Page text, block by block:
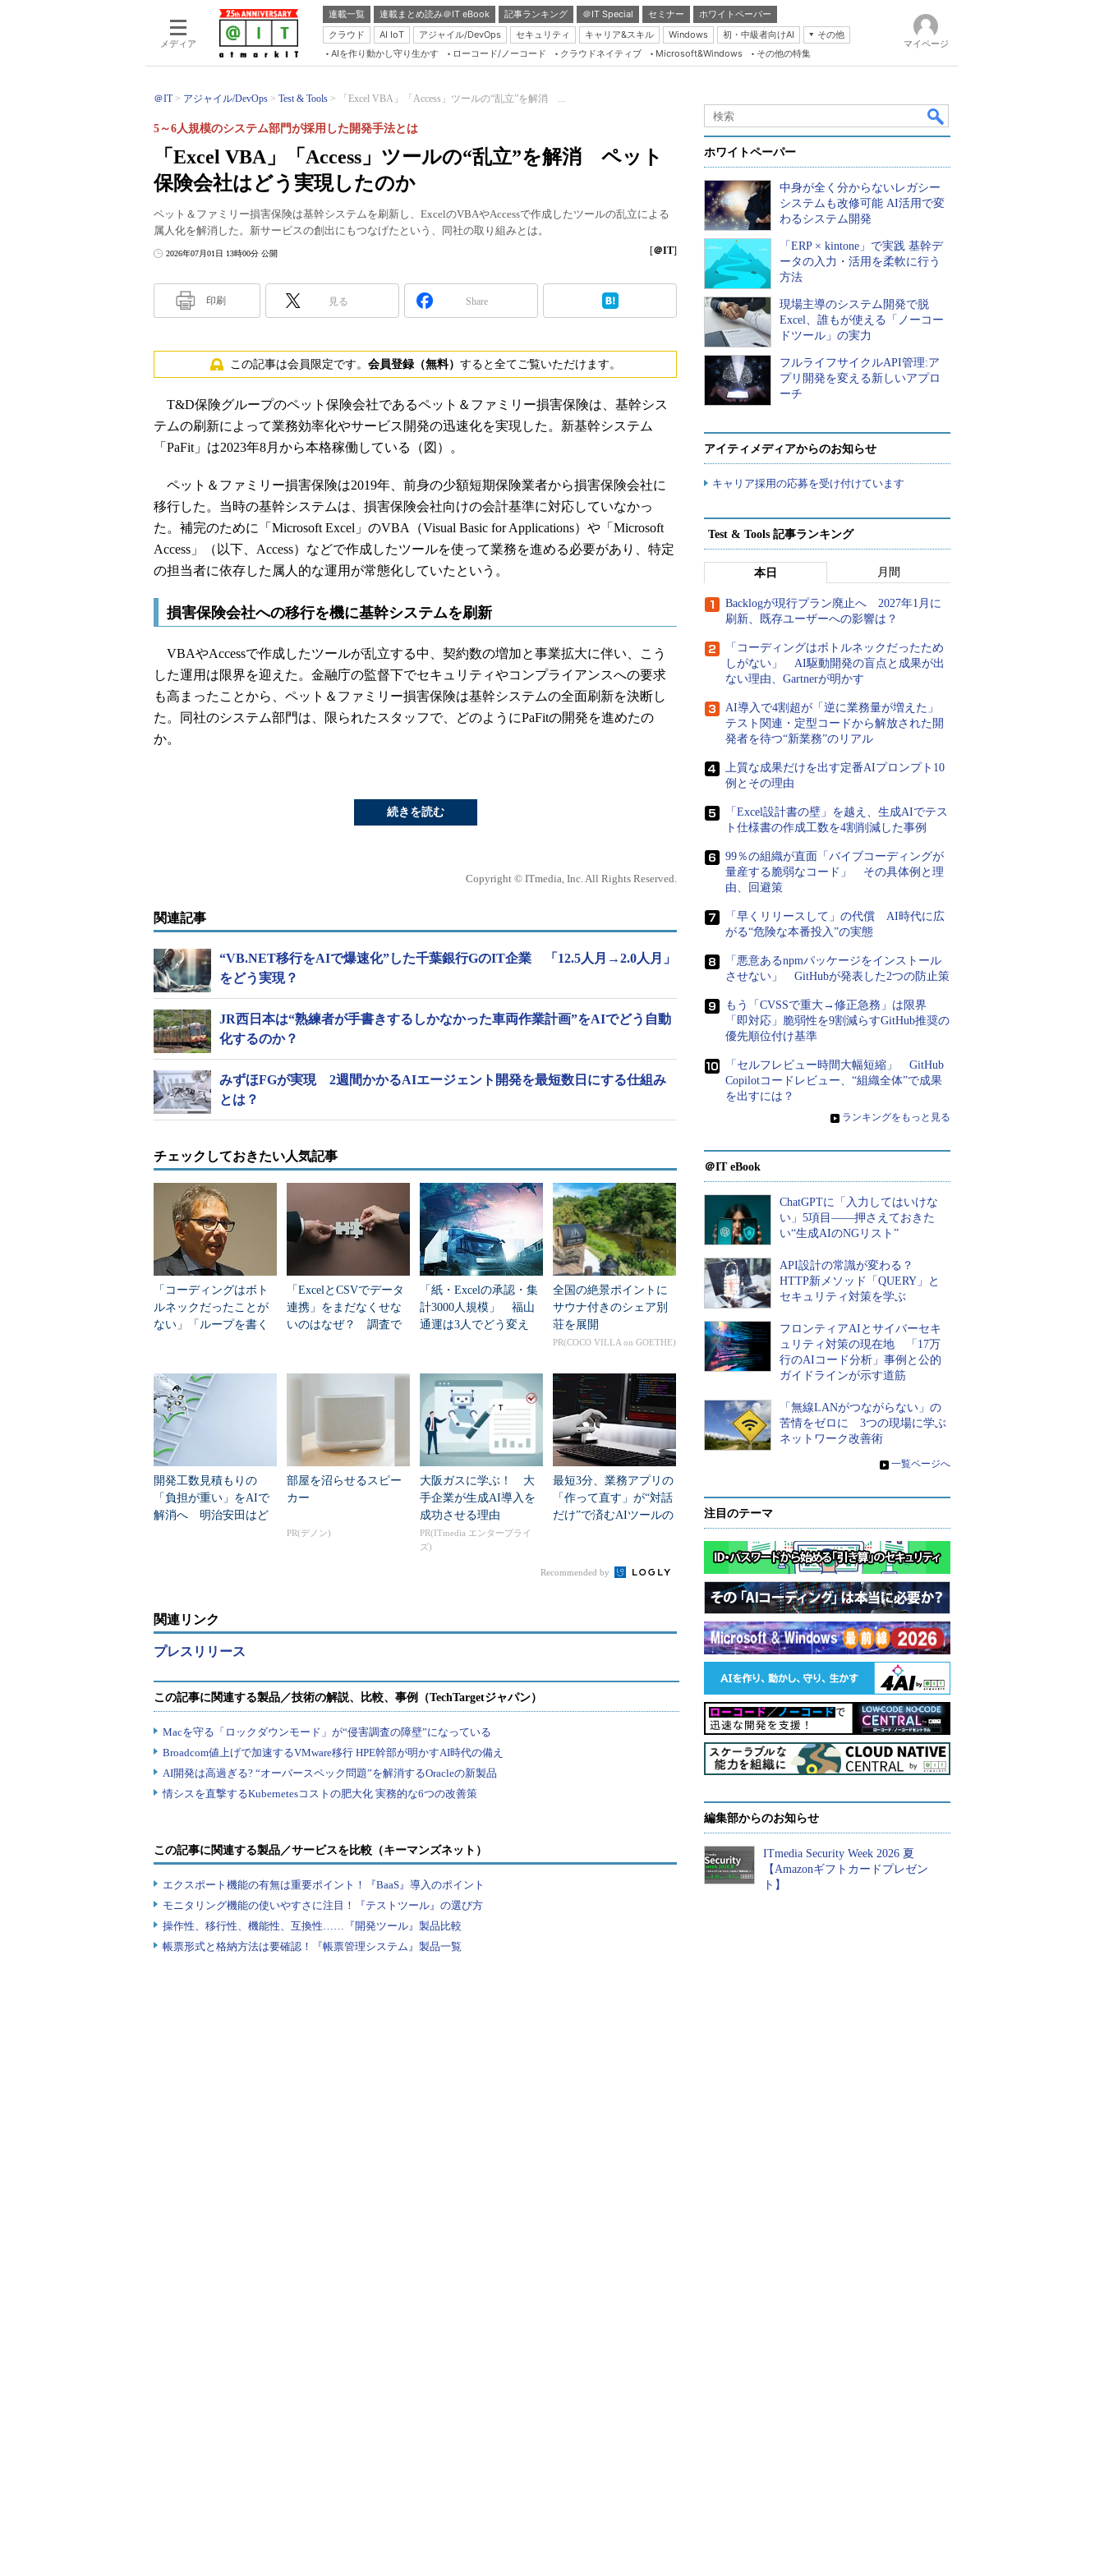
メディア
連載一覧 連載まとめ読み＠IT eBook 記事ランキング ＠IT Special セミナー
ホワイトペーパー
クラウド
AI IoT アジャイル/DevOps セキュリティ キャリア&スキル Windows 初・中級者向けAI
その他
Server & Storage
Java Agile
Database Expert
Linux ＆ OSS
Master of IP Network
Security & Trust
ブログ
AIを作り動かし守り生かす ローコード/ノーコード クラウドネイティブ Microsoft&Windows その他の特集
マイページ
＠IT アジャイル/DevOps Test & Tools 「Excel VBA」「Access」ツールの“乱立”を解消 ...
「Excel VBA」「Access」ツールの“乱立”を解消 ペット
保険会社はどう実現したのか
5～6人規模のシステム部門が採用した開発手法とは
ペット＆ファミリー損害保険は基幹システムを刷新し、ExcelのVBAやAccessで作成したツールの乱立による
属人化を解消した。新サービスの創出にもつなげたという、同社の取り組みとは。
2026年07月01日 13時00分 公開 [＠IT]
印刷 見る Share
この記事は会員限定です。 会員登録（無料） すると全てご覧いただけます。
T&D保険グループのペット保険会社であるペット＆ファミリー損害保険は、基幹シス
テムの刷新によって業務効率化やサービス開発の迅速化を実現した。新基幹システム
「PaFit」は2023年8月から本格稼働している（図）。
ペット＆ファミリー損害保険は2019年、前身の少額短期保険業者から損害保険会社に
移行した。当時の基幹システムは、損害保険会社向けの会計基準に対応していなかっ
た。補完のために「Microsoft Excel」のVBA（Visual Basic for Applications）や「Microsoft
Access」（以下、Access）などで作成したツールを使って業務を進める必要があり、特定
の担当者に依存した属人的な運用が常態化していたという。
損害保険会社への移行を機に基幹システムを刷新
VBAやAccessで作成したツールが乱立する中、契約数の増加と事業拡大に伴い、こう
した運用は限界を迎えた。金融庁の監督下でセキュリティやコンプライアンスへの要求
も高まったことから、ペット＆ファミリー損害保険は基幹システムの全面刷新を決断し
た。同社のシステム部門は、限られたスタッフで、どのようにPaFitの開発を進めたの
か。
続きを読む
Copyright © ITmedia, Inc. All Rights Reserved.
関連記事
“VB.NET移行をAIで爆速化”した千葉銀行GのIT企業 「12.5人月→2.0人月」
をどう実現？
JR西日本は“熟練者が手書きするしかなかった車両作業計画”をAIでどう自動
化するのか？
みずほFGが実現 2週間かかるAIエージェント開発を最短数日にする仕組み
とは？
チェックしておきたい人気記事
「コーディングはボト
ルネックだったことが
ない」「ループを書く
視点
「ExcelとCSVでデータ
連携」をまだなくせな
いのはなぜ？ 調査で
「紙・Excelの承認・集
計3000人規模」 福山
通運は3人でどう変え
全国の絶景ポイントに
サウナ付きのシェア別
荘を展開
PR(COCO VILLA on GOETHE)
開発工数見積もりの
「負担が重い」をAIで
解消へ 明治安田はど
部屋を沼らせるスピー
カー
PR(デノン)
大阪ガスに学ぶ！ 大
手企業が生成AI導入を
成功させる理由
PR(ITmedia エンタープライ
ズ)
最短3分、業務アプリの
「作って直す」が“対話
だけ”で済むAIツールの
Recommended by
関連リンク
プレスリリース
この記事に関連する製品／サービスを比較（キーマンズネット）
エクスポート機能の有無は重要ポイント！『BaaS』導入のポイント
モニタリング機能の使いやすさに注目！『テストツール』の選び方
操作性、移行性、機能性、互換性……『開発ツール』製品比較
帳票形式と格納方法は要確認！『帳票管理システム』製品一覧
ホワイトペーパー
中身が全く分からないレガシー
システムも改修可能 AI活用で変
わるシステム開発
「ERP × kintone」で実践 基幹デ
ータの入力・活用を柔軟に行う
方法
現場主導のシステム開発で脱
Excel、誰もが使える「ノーコー
ドツール」の実力
フルライフサイクルAPI管理:ア
プリ開発を変える新しいアプロ
ーチ
アイティメディアからのお知らせ
キャリア採用の応募を受け付けています
Test & Tools 記事ランキング
本日 月間
Backlogが現行プラン廃止へ 2027年1月に
刷新、既存ユーザーへの影響は？
「コーディングはボトルネックだったため
しがない」 AI駆動開発の盲点と成果が出
ない理由、Gartnerが明かす
AI導入で4割超が「逆に業務量が増えた」
テスト関連・定型コードから解放された開
発者を待つ“新業務”のリアル
上質な成果だけを出す定番AIプロンプト10
例とその理由
「Excel設計書の壁」を越え、生成AIでテス
ト仕様書の作成工数を4割削減した事例
99％の組織が直面「バイブコーディングが
量産する脆弱なコード」 その具体例と理
由、回避策
「早くリリースして」の代償 AI時代に広
がる“危険な本番投入”の実態
「悪意あるnpmパッケージをインストール
させない」 GitHubが発表した2つの防止策
もう「CVSSで重大→修正急務」は限界
「即対応」脆弱性を9割減らすGitHub推奨の
優先順位付け基準
「セルフレビュー時間大幅短縮」 GitHub
Copilotコードレビュー、“組織全体”で成果
を出すには？
» ランキングをもっと見る
＠IT eBook
ChatGPTに「入力してはいけな
い」5項目――押さえておきた
い“生成AIのNGリスト”
API設計の常識が変わる？
HTTP新メソッド「QUERY」と
セキュリティ対策を学ぶ
フロンティアAIとサイバーセキ
ュリティ対策の現在地 「17万
行のAIコード分析」事例と公的
ガイドラインが示す道筋
「無線LANがつながらない」の
苦情をゼロに 3つの現場に学ぶ
ネットワーク改善術
» 一覧ページへ
注目のテーマ
編集部からのお知らせ
ITmedia Security Week 2026 夏
【Amazonギフトカードプレゼン
ト】